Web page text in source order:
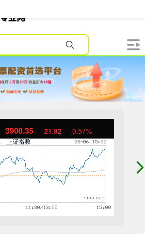
3900.35 21.92 0.57%